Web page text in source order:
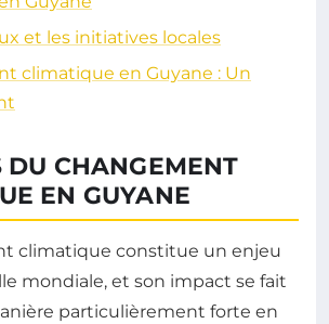
et les initiatives locales
climatique en Guyane : Un
DU CHANGEMENT
EN GUYANE
climatique constitue un enjeu
mondiale, et son impact se fait
particulièrement forte en